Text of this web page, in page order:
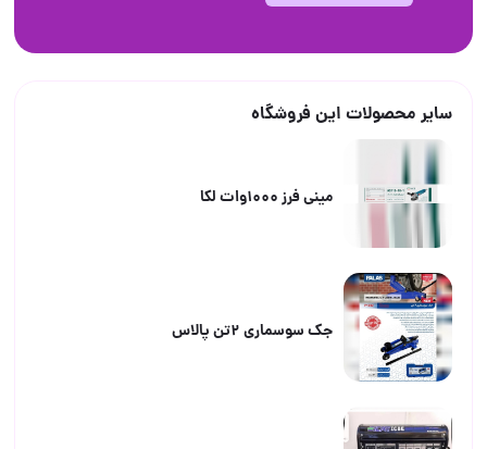
سایر محصولات این فروشگاه
مینی فرز ۱۰۰۰وات لکا
جک سوسماری ۲تن پالاس